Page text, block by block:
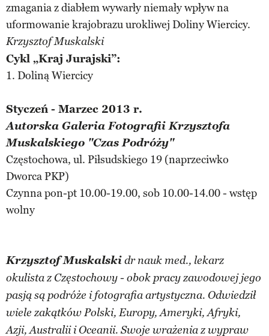
zmagania z diabłem wywarły niemały wpływ na
uformowanie krajobrazu urokliwej Doliny Wiercicy.
Krzysztof Muskalski
Cykl „Kraj Jurajski”:
1. Doliną Wiercicy
Styczeń - Marzec 2013 r.
Autorska Galeria Fotografii Krzysztofa
Muskalskiego "Czas Podróży"
Częstochowa, ul. Piłsudskiego 19 (naprzeciwko
Dworca PKP)
Czynna pon-pt 10.00-19.00, sob 10.00-14.00 - wstęp
wolny
Krzysztof Muskalskidr nauk med., lekarz
okulista z Częstochowy - obok pracy zawodowej jego
pasją są podróże i fotografia artystyczna. Odwiedził
wiele zakątków Polski, Europy, Ameryki, Afryki,
Azji, Australii i Oceanii. Swoje wrażenia z wypraw